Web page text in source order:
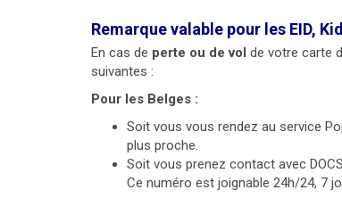
Remarque valable pour les EID,
En cas de perte ou de vol de votre carte
suivantes :
Pour les Belges :
Soit vous vous rendez au service
plus proche.
Soit vous prenez contact avec
Ce numéro est joignable 24h/24, 7